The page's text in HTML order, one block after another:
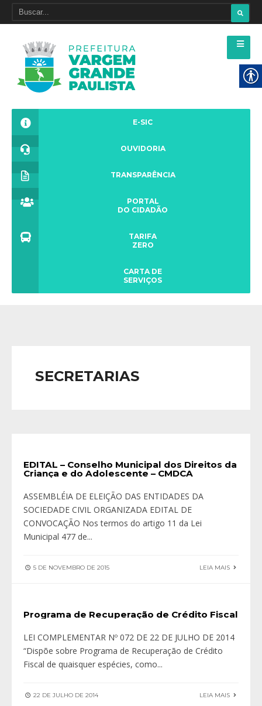
E-SIC
OUVIDORIA
TRANSPARÊNCIA
PORTAL
DO CIDADÃO
TARIFA
ZERO
CARTA DE
SERVIÇOS
SECRETARIAS
EDITAL – Conselho Municipal dos Direitos da
Criança e do Adolescente – CMDCA
ASSEMBLÉIA DE ELEIÇÃO DAS ENTIDADES DA
SOCIEDADE CIVIL ORGANIZADA EDITAL DE
CONVOCAÇÃO Nos termos do artigo 11 da Lei
Municipal 477 de...
5 DE NOVEMBRO DE 2015 LEIA MAIS
Programa de Recuperação de Crédito Fiscal
LEI COMPLEMENTAR Nº 072 DE 22 DE JULHO DE 2014
“Dispõe sobre Programa de Recuperação de Crédito
Fiscal de quaisquer espécies, como...
22 DE JULHO DE 2014 LEIA MAIS